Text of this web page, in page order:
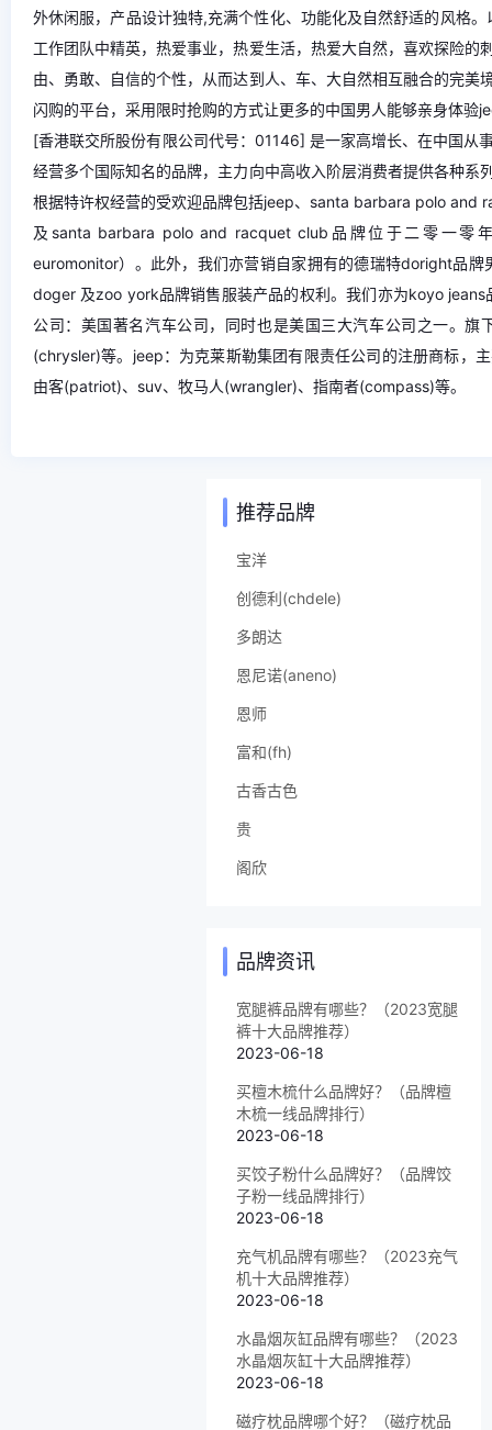
外休闲服，产品设计独特,充满个性化、功能化及自然舒适的风
工作团队中精英，热爱事业，热爱生活，热爱大自然，喜欢探险
由、勇敢、自信的个性，从而达到人、车、大自然相互融合的完
闪购的平台，采用限时抢购的方式让更多的中国男人能够亲身体
[香港联交所股份有限公司代号：01146] 是一家高增长、在中国从
经营多个国际知名的品牌，主力向中高收入阶层消费者提供各种
根据特许权经营的受欢迎品牌包括jeep、santa barbara polo
及santa barbara polo and racquet club品牌位于二零一
euromonitor）。此外，我们亦营销自家拥有的德瑞特doright品
doger 及zoo york品牌销售服装产品的权利。我们亦为koyo
公司：美国著名汽车公司，同时也是美国三大汽车公司之一。旗
(chrysler)等。jeep：为克莱斯勒集团有限责任公司的注册商标，
由客(patriot)、suv、牧马人(wrangler)、指南者(compass)等。
推荐品牌
宝洋
创德利(chdele)
多朗达
恩尼诺(aneno)
恩师
富和(fh)
古香古色
贵
阁欣
品牌资讯
宽腿裤品牌有哪些？（2023宽腿
裤十大品牌推荐）
2023-06-18
买檀木梳什么品牌好？（品牌檀
木梳一线品牌排行）
2023-06-18
买饺子粉什么品牌好？（品牌饺
子粉一线品牌排行）
2023-06-18
充气机品牌有哪些？（2023充气
机十大品牌推荐）
2023-06-18
水晶烟灰缸品牌有哪些？（2023
水晶烟灰缸十大品牌推荐）
2023-06-18
磁疗枕品牌哪个好？（磁疗枕品